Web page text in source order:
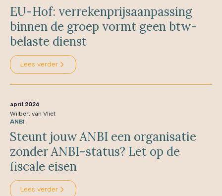
EU-Hof: verrekenprijsaanpassing
binnen de groep vormt geen btw-
belaste dienst
Lees verder
april 2026
Wilbert van Vliet
ANBI
Steunt jouw ANBI een organisatie
zonder ANBI-status? Let op de
fiscale eisen
Lees verder